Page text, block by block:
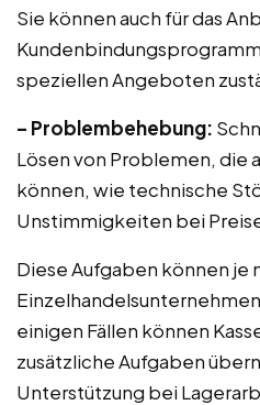
Sie können auch für das
speziellen Angeboten
– Problembehebung:
Lösen von Problemen, die
können, wie technische
Unstimmigkeiten bei
Diese Aufgaben können je
einigen Fällen können
zusätzliche Aufgaben
Unterstützung bei